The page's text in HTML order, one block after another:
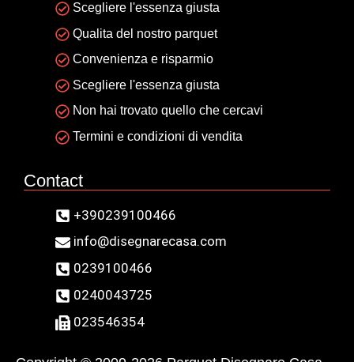
Scegliere l'essenza giusta
Qualita del nostro parquet
Convenienza e risparmio
Scegliere l'essenza giusta
Non hai trovato quello che cercavi
Termini e condizioni di vendita
Contact
+390239100466
info@disegnarecasa.com
0239100466
0240043725
023546354